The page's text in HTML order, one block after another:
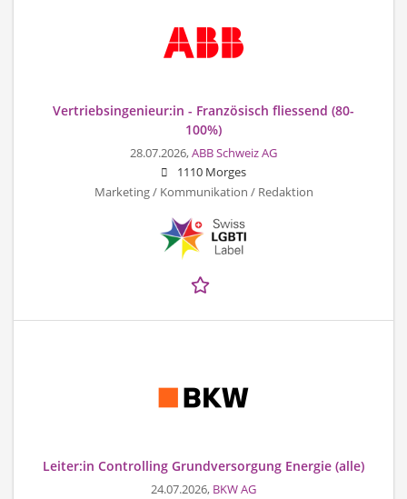
Vertriebsingenieur:in - Französisch fliessend (80-
100%)
28.07.2026,ABB Schweiz AG
1110 Morges
Marketing / Kommunikation / Redaktion
Leiter:in Controlling Grundversorgung Energie (alle)
24.07.2026, BKW AG